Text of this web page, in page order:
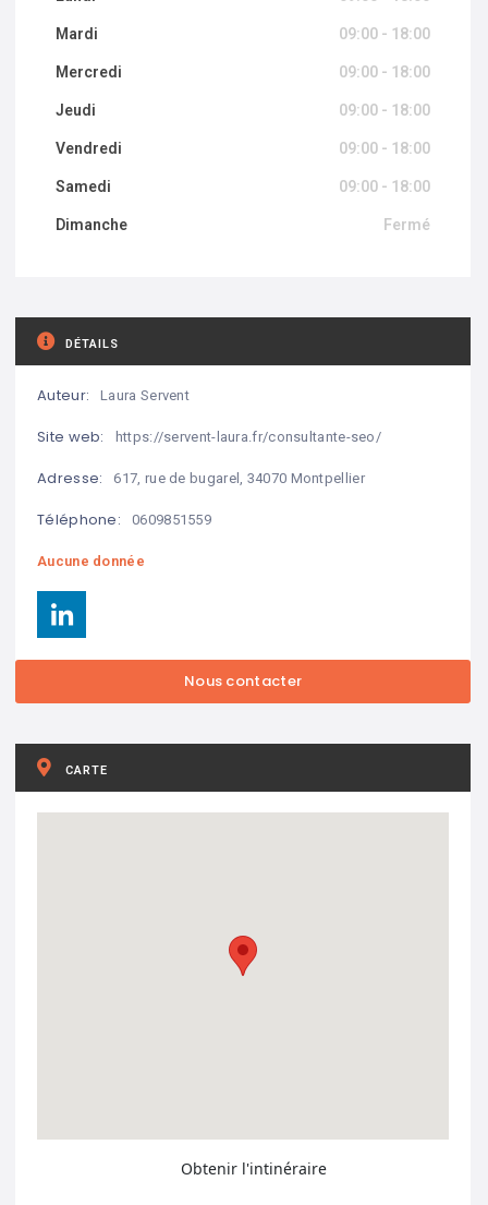
Mardi 09:00 - 18:00
Mercredi 09:00 - 18:00
Jeudi 09:00 - 18:00
Vendredi 09:00 - 18:00
Samedi 09:00 - 18:00
Dimanche Fermé
DÉTAILS
Auteur: Laura Servent
Site web: https://servent-laura.fr/consultante-seo/
Adresse: 617, rue de bugarel, 34070 Montpellier
Téléphone: 0609851559
Aucune donnée
CARTE
Obtenir l'intinéraire